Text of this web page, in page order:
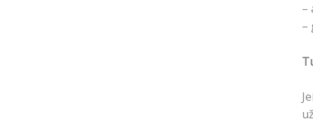
–
–